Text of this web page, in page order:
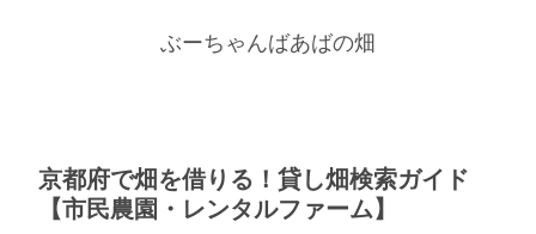
ぶーちゃんばあばの畑
京都府で畑を借りる！貸し畑検索ガイド
【市民農園・レンタルファーム】